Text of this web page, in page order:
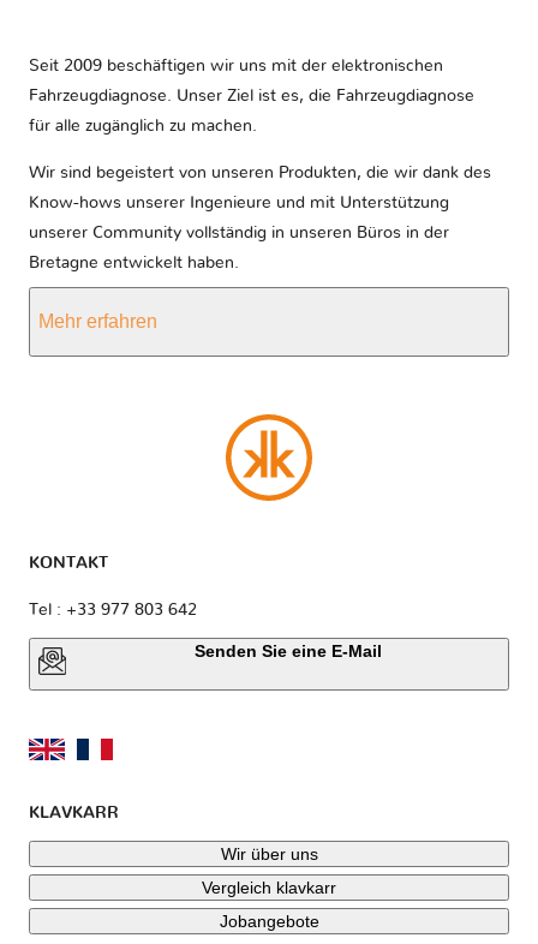
Seit 2009 beschäftigen wir uns mit der elektronischen
Fahrzeugdiagnose. Unser Ziel ist es, die Fahrzeugdiagnose
für alle zugänglich zu machen.
Wir sind begeistert von unseren Produkten, die wir dank des
Know-hows unserer Ingenieure und mit Unterstützung
unserer Community vollständig in unseren Büros in der
Bretagne entwickelt haben.
Mehr erfahren
KONTAKT
Tel : +33 977 803 642
Senden Sie eine E-Mail
KLAVKARR
Wir über uns
Vergleich klavkarr
Jobangebote